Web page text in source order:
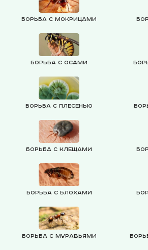
Борьба с мокрицами
Борьба с осами
Борьба с плесенью
Борьба с клещами
Борьба с блохами
Борьба с муравьями